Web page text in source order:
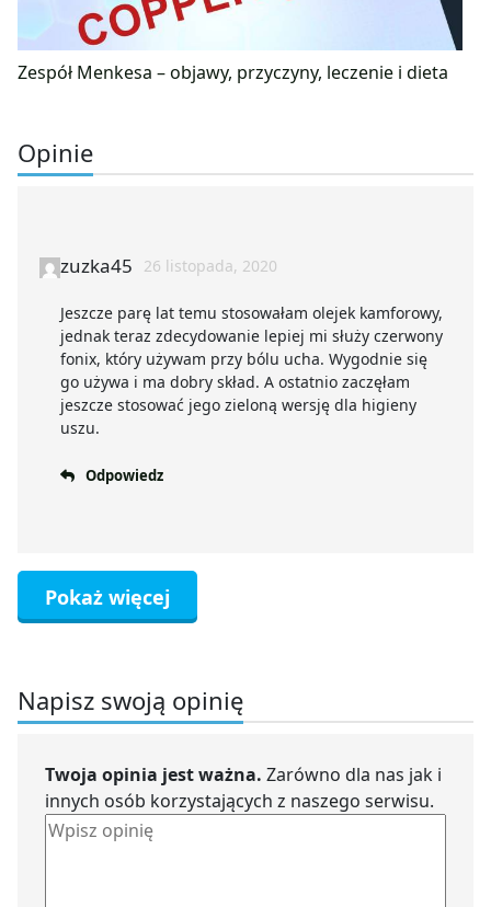
Zespół Menkesa – objawy, przyczyny, leczenie i dieta
Opinie
zuzka45 26 listopada, 2020
Jeszcze parę lat temu stosowałam olejek kamforowy,
jednak teraz zdecydowanie lepiej mi służy czerwony
fonix, który używam przy bólu ucha. Wygodnie się
go używa i ma dobry skład. A ostatnio zaczęłam
jeszcze stosować jego zieloną wersję dla higieny
uszu.
Odpowiedz
Pokaż więcej
Napisz swoją opinię
Twoja opinia jest ważna. Zarówno dla nas jak i
innych osób korzystających z naszego serwisu.